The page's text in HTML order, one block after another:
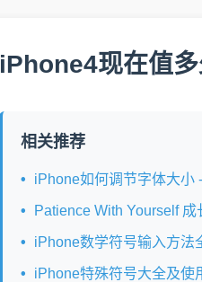
iPhone4现在值
相关推荐
iPhone如何调节字体大小
Patience With Yourself
iPhone数学符号输入方法
iPhone特殊符号大全及使